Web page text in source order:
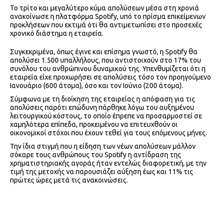
Το τρίτο και μεγαλύτερο κύμα απολύσεων μέσα στη χρονιά
ανακοίνωσε η πλατφόρμα Spotify, υπό το πρίσμα επικείμενων
προκλήσεων που εκτιμά ότι θα αντιμετωπίσει στο προσεχές
χρονικό διάστημα η εταιρεία.
Συγκεκριμένα, όπως έγινε και επίσημα γνωστό, η Spotify θα
απολύσει 1.500 υπαλλήλους, που αντιστοιχούν στο 17% του
συνόλου του ανθρώπινου δυναμικού της. Υπενθυμίζεται ότι η
εταιρεία είχε προχωρήσει σε απολύσεις τόσο τον προηγούμενο
Ιανουάριο (600 άτομα), όσο και τον Ιούνιο (200 άτομα).
Σύμφωνα με τη διοίκηση της εταιρείας η απόφαση για τις
απολύσεις παρότι επώδυνη πάρθηκε λόγω του αυξημένου
λειτουργικού κόστους, το οποίο έπρεπε να προσαρμοστεί σε
χαμηλότερα επίπεδα, προκειμένου να επιτευχθούν οι
οικονομικοί στόχοι που έχουν τεθεί για τους επόμενους μήνες.
Την ίδια στιγμή που η είδηση των νέων απολύσεων μάλλον
σόκαρε τους ανθρώπους του Spotify η αντίδραση της
χρηματιστηριακής αγοράς ήταν εντελώς διαφορετική, με την
τιμή της μετοχής να παρουσιάζει αύξηση έως και 11% τις
πρώτες ώρες μετά τις ανακοινώσεις.